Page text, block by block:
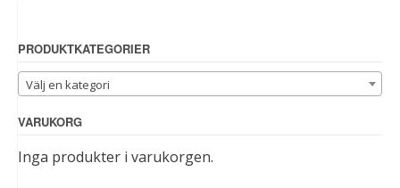
PRODUKTKATEGORIER
Välj en kategori
VARUKORG
Inga produkter i varukorgen.